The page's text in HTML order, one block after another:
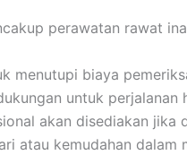
perawatan rawat
menutupi biaya
untuk perjalanan
akan disediakan jika
atau kemudahan dalam